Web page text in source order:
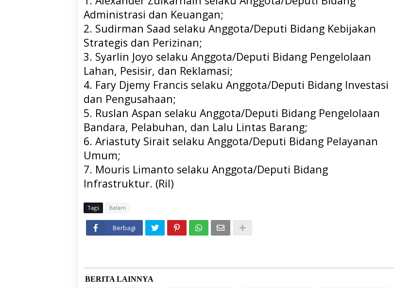
Administrasi dan Keuangan;
2. Sudirman Saad selaku Anggota/Deputi Bidang Kebijakan
Strategis dan Perizinan;
3. Syarlin Joyo selaku Anggota/Deputi Bidang Pengelolaan
Lahan, Pesisir, dan Reklamasi;
4. Fary Djemy Francis selaku Anggota/Deputi Bidang Investasi
dan Pengusahaan;
5. Ruslan Aspan selaku Anggota/Deputi Bidang Pengelolaan
Bandara, Pelabuhan, dan Lalu Lintas Barang;
6. Ariastuty Sirait selaku Anggota/Deputi Bidang Pelayanan
Umum;
7. Mouris Limanto selaku Anggota/Deputi Bidang
Infrastruktur. (Ril)
Tags Batam
Berbagi
BERITA LAINNYA